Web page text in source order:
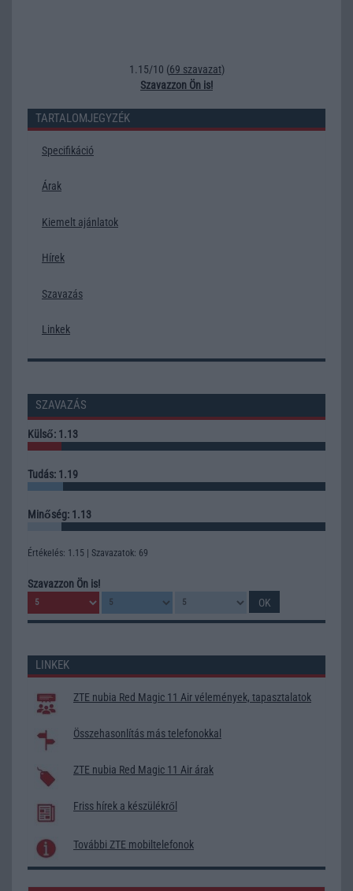
1.15/10 (69 szavazat)
Szavazzon Ön is!
TARTALOMJEGYZÉK
Specifikáció
Árak
Kiemelt ajánlatok
Hírek
Szavazás
Linkek
SZAVAZÁS
Külső: 1.13
Tudás: 1.19
Minőség: 1.13
Értékelés: 1.15 | Szavazatok: 69
Szavazzon Ön is!
LINKEK
ZTE nubia Red Magic 11 Air vélemények, tapasztalatok
Összehasonlítás más telefonokkal
ZTE nubia Red Magic 11 Air árak
Friss hírek a készülékről
További ZTE mobiltelefonok